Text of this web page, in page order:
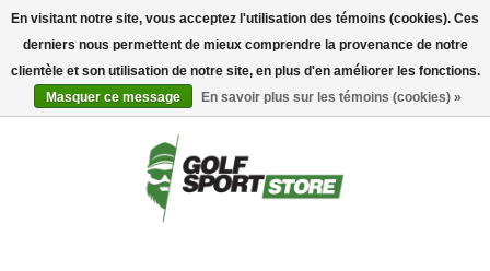
En visitant notre site, vous acceptez l'utilisation des témoins (cookies). Ces
derniers nous permettent de mieux comprendre la provenance de notre
clientèle et son utilisation de notre site, en plus d'en améliorer les fonctions.
Masquer ce message
En savoir plus sur les témoins (cookies) »